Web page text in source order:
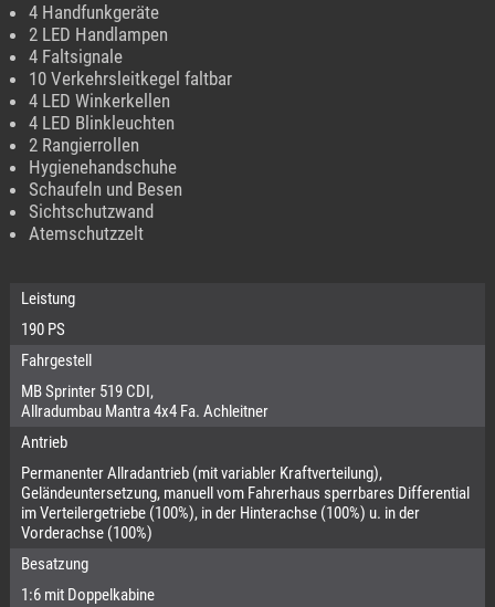
4 Handfunkgeräte
2 LED Handlampen
4 Faltsignale
10 Verkehrsleitkegel faltbar
4 LED Winkerkellen
4 LED Blinkleuchten
2 Rangierrollen
Hygienehandschuhe
Schaufeln und Besen
Sichtschutzwand
Atemschutzzelt
Leistung
190 PS
Fahrgestell
MB Sprinter 519 CDI,
Allradumbau Mantra 4x4 Fa. Achleitner
Antrieb
Permanenter Allradantrieb (mit variabler Kraftverteilung),
Geländeuntersetzung, manuell vom Fahrerhaus sperrbares Differential
im Verteilergetriebe (100%), in der Hinterachse (100%) u. in der
Vorderachse (100%)
Besatzung
1:6 mit Doppelkabine